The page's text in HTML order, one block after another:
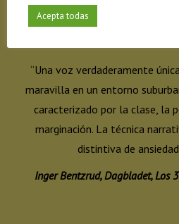
Recomendación de
“Una voz verdaderamente
maravilla en un entorno
caracterizado por la clase, la
marginación. La técnica
distintiva de
Inger Bentzrud,Dagbladet, Los
Acepta todas